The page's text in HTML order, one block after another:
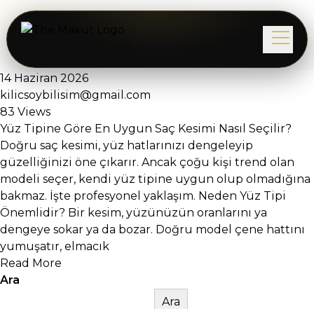
14 Haziran 2026
kilicsoybilisim@gmail.com
83 Views
Yüz Tipine Göre En Uygun Saç Kesimi Nasıl Seçilir?
Doğru saç kesimi, yüz hatlarınızı dengeleyip
güzelliğinizi öne çıkarır. Ancak çoğu kişi trend olan
modeli seçer, kendi yüz tipine uygun olup olmadığına
bakmaz. İşte profesyonel yaklaşım. Neden Yüz Tipi
Önemlidir? Bir kesim, yüzünüzün oranlarını ya
dengeye sokar ya da bozar. Doğru model çene hattını
yumuşatır, elmacık
Read More
Ara
Ara